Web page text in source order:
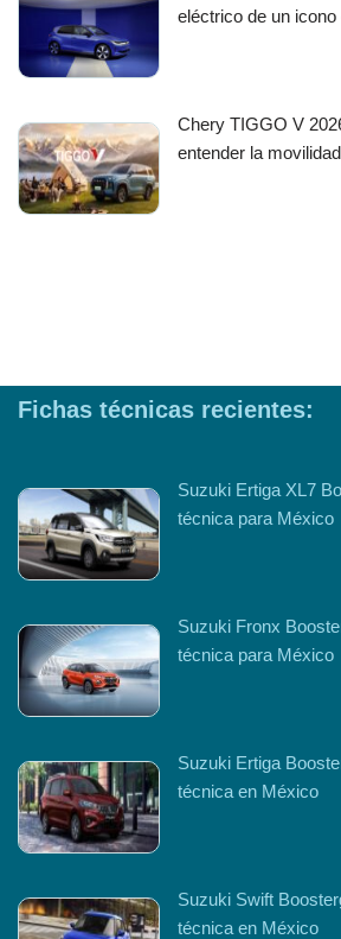
eléctrico de un
Chery TIGGO V
entender la
Fichas técnicas recientes:
Suzuki Ertiga XL7
técnica para México
Suzuki Fronx
técnica para México
Suzuki Ertiga
técnica en México
Suzuki Swift
técnica en México